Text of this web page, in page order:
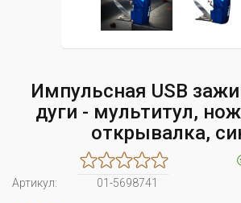
Импульсная USB
дуги - мультитул,
открывалка,
Артикул:
01-5698741